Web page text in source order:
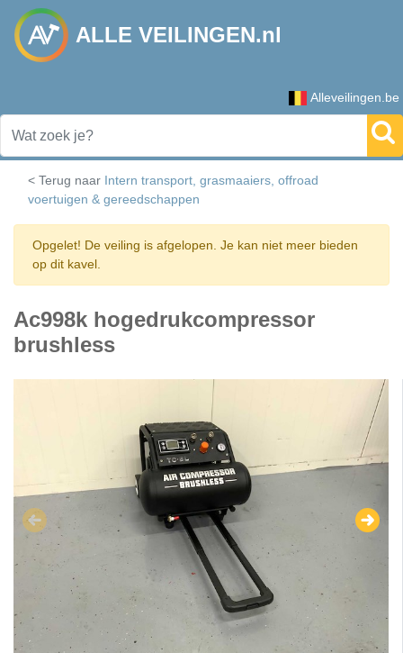
ALLE VEILINGEN.nl
Alleveilingen.be
< Terug naar Intern transport, grasmaaiers, offroad
voertuigen & gereedschappen
Opgelet! De veiling is afgelopen. Je kan niet meer bieden
op dit kavel.
Ac998k hogedrukcompressor
brushless